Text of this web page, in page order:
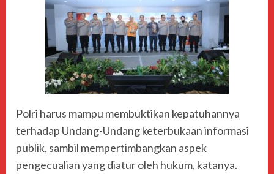
Polri harus mampu membuktikan kepatuhannya
terhadap Undang-Undang keterbukaan informasi
publik, sambil mempertimbangkan aspek
pengecualian yang diatur oleh hukum, katanya.